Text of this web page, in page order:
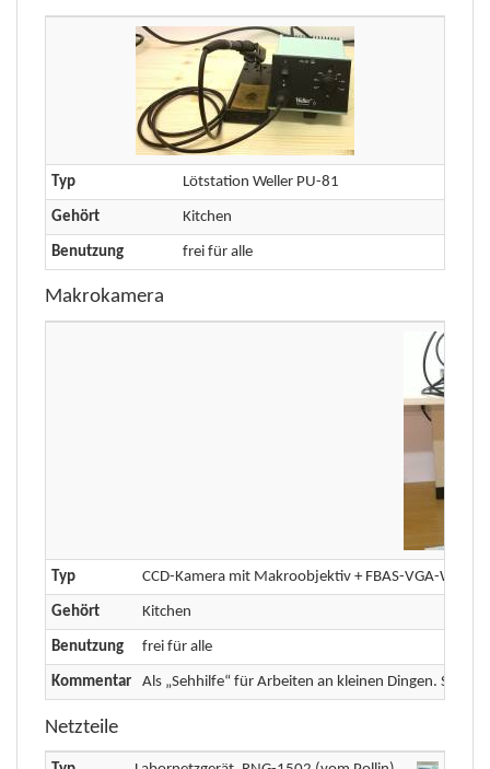
Typ Lötstation Weller PU-81
Gehört Kitchen
Benutzung frei für alle
Makrokamera
Typ CCD-Kamera mit Makroobjektiv + FBAS-VGA-
Gehört Kitchen
Benutzung frei für alle
Kommentar Als „Sehhilfe“ für Arbeiten an kleinen Dingen. Seit
Netzteile